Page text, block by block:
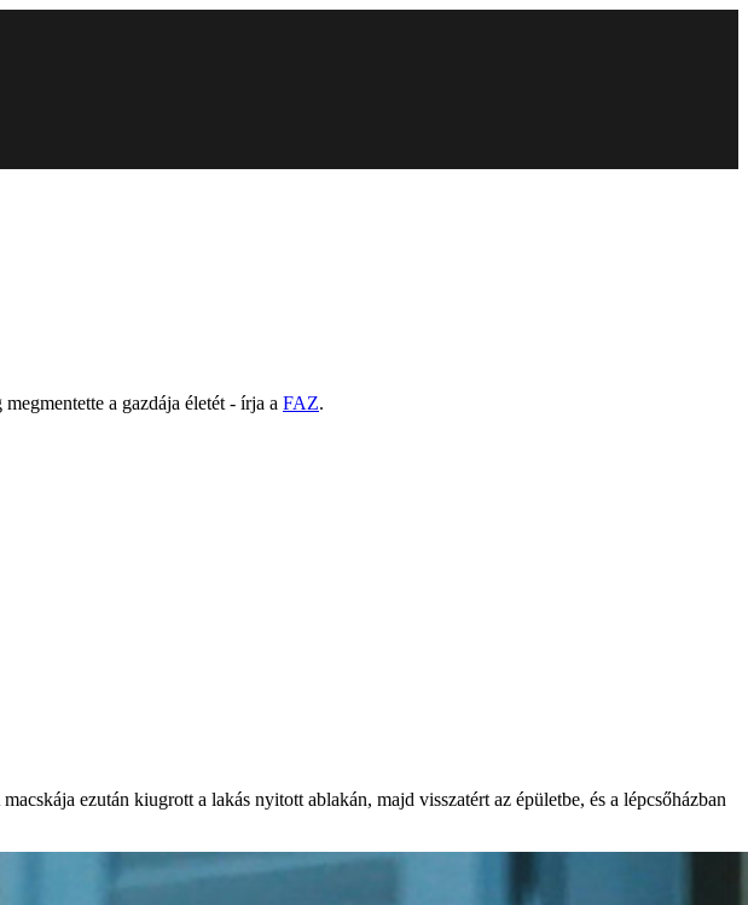
a gazdája életét - írja a FAZ.
ezután kiugrott a lakás nyitott ablakán, majd visszatért az épületbe, és a lépcsőházban